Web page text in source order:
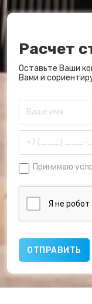
Расчет
Оставьте Ваши
Вами и
Принимаю
Я нe poбoт